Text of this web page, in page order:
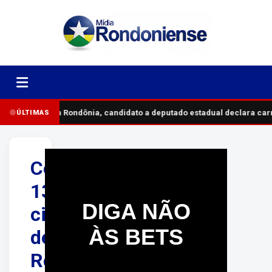
ÚLTIMAS Em Rondônia, candidato a deputado estadual declara
Com
13ºC,
cidade
de
Rondônia
DIGA NÃO
ÀS BETS